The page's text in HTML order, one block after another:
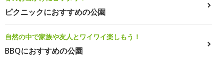
ピクニックにおすすめの公園
自然の中で家族や友人とワイワイ楽しもう！
BBQにおすすめの公園